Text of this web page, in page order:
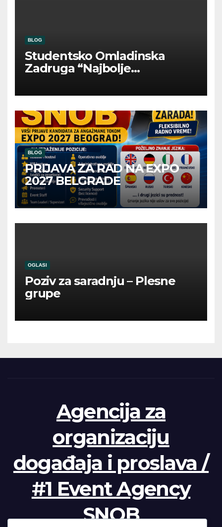
BLOG
Studentsko Omladinska
Zadruga “Najbolje
BLOG
PRIJAVA ZA RAD NA EXPO
2027 BELGRADE
OGLASI
Poziv za saradnju – Plesne
grupe
Agencija za
organizaciju
događaja i proslava /
#1 Event Agency
SNOB